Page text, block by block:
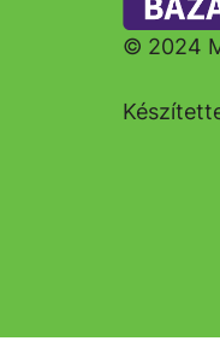
© 2024